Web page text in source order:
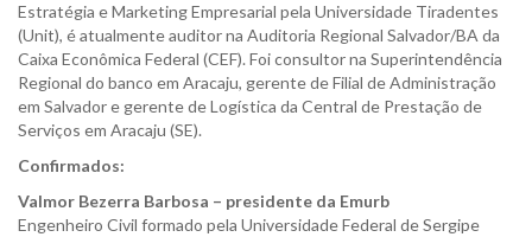
Estratégia e Marketing Empresarial pela Universidade Tiradentes
(Unit), é atualmente auditor na Auditoria Regional Salvador/BA da
Caixa Econômica Federal (CEF). Foi consultor na Superintendência
Regional do banco em Aracaju, gerente de Filial de Administração
em Salvador e gerente de Logística da Central de Prestação de
Serviços em Aracaju (SE).
Confirmados:
Valmor Bezerra Barbosa – presidente da Emurb
Engenheiro Civil formado pela Universidade Federal de Sergipe